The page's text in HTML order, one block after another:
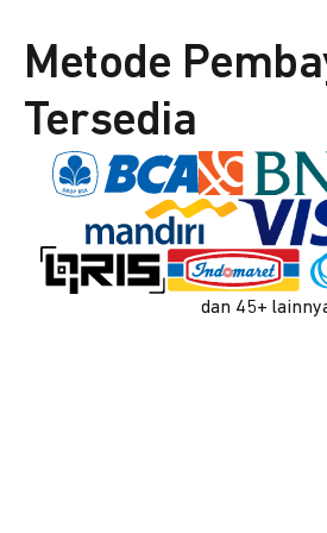
Metode
Tersedia
dan 45+